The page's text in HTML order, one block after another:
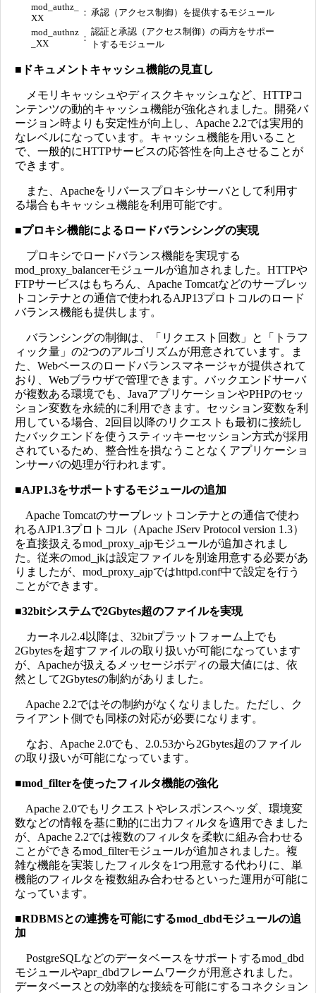
mod_authz_
XX
： 承認（アクセス制御）を提供するモジュール
mod_authnz
_XX
：
認証と承認（アクセス制御）の両方をサポー
トするモジュール
■ ドキュメントキャッシュ機能の見直し
メモリキャッシュやディスクキャッシュなど、HTTPコ
ンテンツの動的キャッシュ機能が強化されました。開発バ
ージョン時よりも安定性が向上し、Apache 2.2では実用的
なレベルになっています。キャッシュ機能を用いること
で、一般的にHTTPサービスの応答性を向上させることが
できます。
また、Apacheをリバースプロキシサーバとして利用す
る場合もキャッシュ機能を利用可能です。
■プロキシ機能によるロードバランシングの実現
プロキシでロードバランス機能を実現する
mod_proxy_balancerモジュールが追加されました。HTTPや
FTPサービスはもちろん、Apache Tomcatなどのサーブレッ
トコンテナとの通信で使われるAJP13プロトコルのロード
バランス機能も提供します。
バランシングの制御は、「リクエスト回数」と「トラフ
ィック量」の2つのアルゴリズムが用意されています。ま
た、Webベースのロードバランスマネージャが提供されて
おり、Webブラウザで管理できます。バックエンドサーバ
が複数ある環境でも、JavaアプリケーションやPHPのセッ
ション変数を永続的に利用できます。セッション変数を利
用している場合、2回目以降のリクエストも最初に接続し
たバックエンドを使うスティッキーセッション方式が採用
されているため、整合性を損なうことなくアプリケーショ
ンサーバの処理が行われます。
■AJP1.3をサポートするモジュールの追加
Apache Tomcatのサーブレットコンテナとの通信で使わ
れるAJP1.3プロトコル（Apache JServ Protocol version 1.3）
を直接扱えるmod_proxy_ajpモジュールが追加されまし
た。従来のmod_jkは設定ファイルを別途用意する必要があ
りましたが、mod_proxy_ajpではhttpd.conf中で設定を行う
ことができます。
■32bitシステムで2Gbytes超のファイルを実現
カーネル2.4以降は、32bitプラットフォーム上でも
2Gbytesを超すファイルの取り扱いが可能になっています
が、Apacheが扱えるメッセージボディの最大値には、依
然として2Gbytesの制約がありました。
Apache 2.2ではその制約がなくなりました。ただし、ク
ライアント側でも同様の対応が必要になります。
なお、Apache 2.0でも、2.0.53から2Gbytes超のファイル
の取り扱いが可能になっています。
■mod_filterを使ったフィルタ機能の強化
Apache 2.0でもリクエストやレスポンスヘッダ、環境変
数などの情報を基に動的に出力フィルタを適用できました
が、Apache 2.2では複数のフィルタを柔軟に組み合わせる
ことができるmod_filterモジュールが追加されました。複
雑な機能を実装したフィルタを1つ用意する代わりに、単
機能のフィルタを複数組み合わせるといった運用が可能に
なっています。
■RDBMSとの連携を可能にするmod_dbdモジュールの追
加
PostgreSQLなどのデータベースをサポートするmod_dbd
モジュールやapr_dbdフレームワークが用意されました。
データベースとの効率的な接続を可能にするコネクション